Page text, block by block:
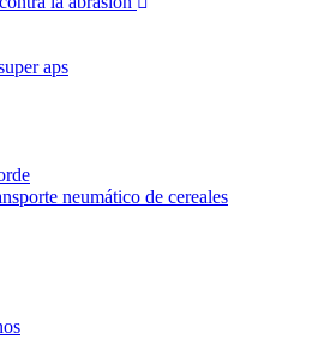
aps
neumático de cereales